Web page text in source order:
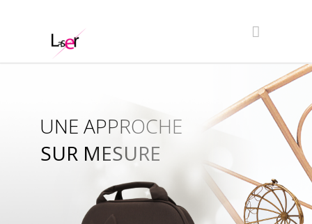
SUR MESURE
UNE APPROCHE